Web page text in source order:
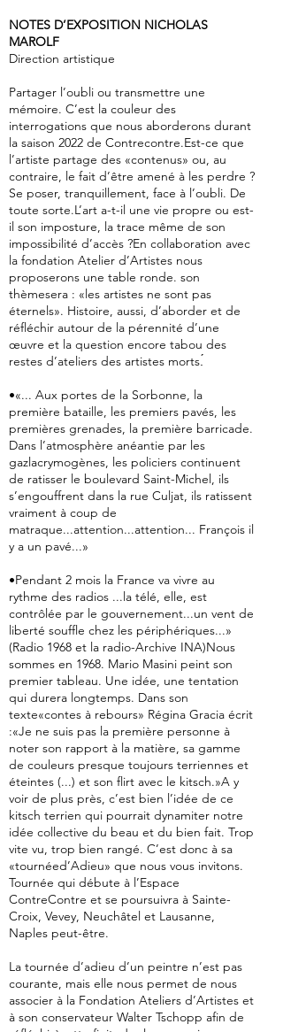
NOTES D’EXPOSITION NICHOLAS
MAROLF
Direction artistique
Partager l’oubli ou transmettre une
mémoire. C’est la couleur des
interrogations que nous aborderons durant
la saison 2022 de Contrecontre.Est-ce que
l’artiste partage des «contenus» ou, au
contraire, le fait d’être amené à les perdre ?
Se poser, tranquillement, face à l’oubli. De
toute sorte.L’art a-t-il une vie propre ou est-
il son imposture, la trace même de son
impossibilité d’accès ?En collaboration avec
la fondation Atelier d’Artistes nous
proposerons une table ronde. son
thèmesera : «les artistes ne sont pas
éternels». Histoire, aussi, d’aborder et de
réfléchir autour de la pérennité d’une
œuvre et la question encore tabou des
restes d’ateliers des artistes morts.́
•«... Aux portes de la Sorbonne, la
première bataille, les premiers pavés, les
premières grenades, la première barricade.
Dans l’atmosphère anéantie par les
gazlacrymogènes, les policiers continuent
de ratisser le boulevard Saint-Michel, ils
s’engouffrent dans la rue Culjat, ils ratissent
vraiment à coup de
matraque...attention...attention... François il
y a un pavé...»
•Pendant 2 mois la France va vivre au
rythme des radios ...la télé, elle, est
contrôlée par le gouvernement...un vent de
liberté souffle chez les périphériques...»
(Radio 1968 et la radio-Archive INA)Nous
sommes en 1968. Mario Masini peint son
premier tableau. Une idée, une tentation
qui durera longtemps. Dans son
texte«contes à rebours» Régina Gracia écrit
:«Je ne suis pas la première personne à
noter son rapport à la matière, sa gamme
de couleurs presque toujours terriennes et
éteintes (...) et son flirt avec le kitsch.»A y
voir de plus près, c’est bien l’idée de ce
kitsch terrien qui pourrait dynamiter notre
idée collective du beau et du bien fait. Trop
vite vu, trop bien rangé. C’est donc à sa
«tournéed’Adieu» que nous vous invitons.
Tournée qui débute à l’Espace
ContreContre et se poursuivra à Sainte-
Croix, Vevey, Neuchâtel et Lausanne,
Naples peut-être.
La tournée d’adieu d’un peintre n’est pas
courante, mais elle nous permet de nous
associer à la Fondation Ateliers d’Artistes et
à son conservateur Walter Tschopp afin de